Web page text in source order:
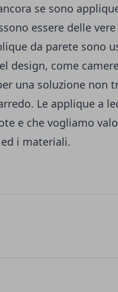
se sono
essere delle
da parete sono
design, come
una soluzione non
Le applique a
e che vogliamo
i materiali.